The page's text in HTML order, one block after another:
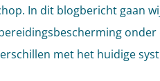
In dit blogbericht gaan
onder
met het huidige